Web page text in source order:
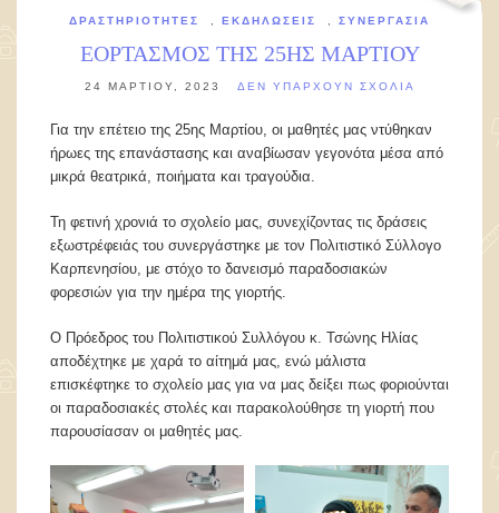
ΔΡΑΣΤΗΡΙΌΤΗΤΕΣ ΕΚΔΗΛΏΣΕΙΣ ΣΥΝΕΡΓΑΣΊΑ
ΕΟΡΤΑΣΜΟΣ ΤΗΣ 25ΗΣ ΜΑΡΤΙΟΥ
24 ΜΑΡΤΊΟΥ, 2023 ΔΕΝ ΥΠΆΡΧΟΥΝ ΣΧΌΛΙΑ
Για την επέτειο της 25ης Μαρτίου, οι μαθητές μας ντύθηκαν
ήρωες της επανάστασης και αναβίωσαν γεγονότα μέσα από
μικρά θεατρικά, ποιήματα και τραγούδια.
Τη φετινή χρονιά το σχολείο μας, συνεχίζοντας τις δράσεις
εξωστρέφειάς του συνεργάστηκε με τον Πολιτιστικό Σύλλογο
Καρπενησίου, με στόχο το δανεισμό παραδοσιακών
φορεσιών για την ημέρα της γιορτής.
Ο Πρόεδρος του Πολιτιστικού Συλλόγου κ. Τσώνης Ηλίας
αποδέχτηκε με χαρά το αίτημά μας, ενώ μάλιστα
επισκέφτηκε το σχολείο μας για να μας δείξει πως φοριούνται
οι παραδοσιακές στολές και παρακολούθησε τη γιορτή που
παρουσίασαν οι μαθητές μας.